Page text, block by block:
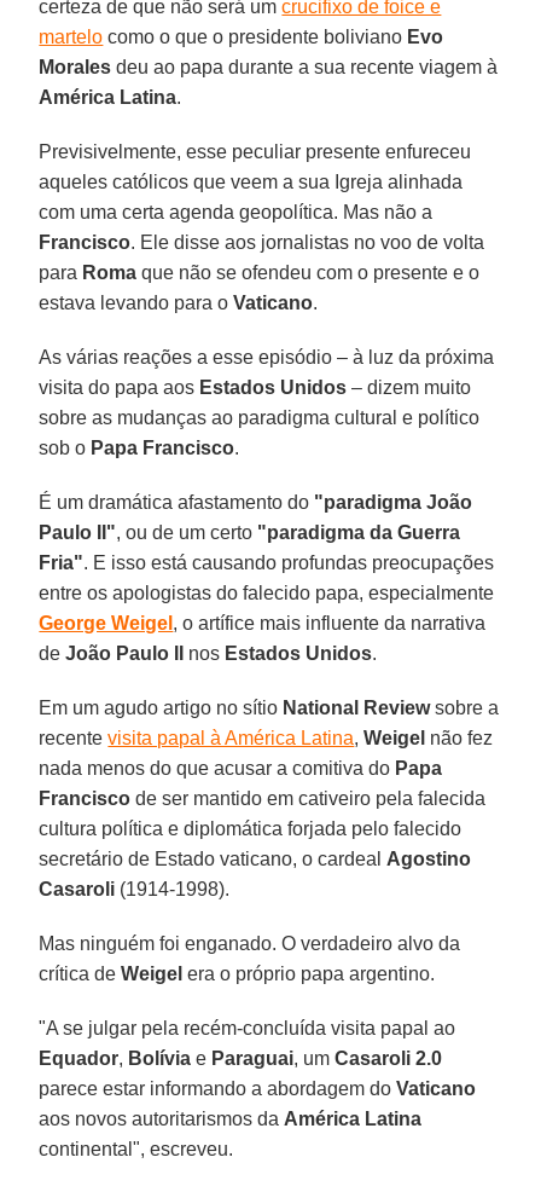
certeza de que não será umcrucifixo de foice e
martelo como o que o presidente boliviano Evo
Morales deu ao papa durante a sua recente viagem à
América Latina.
Previsivelmente, esse peculiar presente enfureceu
aqueles católicos que veem a sua Igreja alinhada
com uma certa agenda geopolítica. Mas não a
Francisco. Ele disse aos jornalistas no voo de volta
para Roma que não se ofendeu com o presente e o
estava levando para oVaticano.
As várias reações a esse episódio – à luz da próxima
visita do papa aos Estados Unidos – dizem muito
sobre as mudanças ao paradigma cultural e político
sob o Papa Francisco.
É um dramática afastamento do "paradigma João
Paulo II", ou de um certo "paradigma da Guerra
Fria". E isso está causando profundas preocupações
entre os apologistas do falecido papa, especialmente
George Weigel , o artífice mais influente da narrativa
deJoão Paulo II nos Estados Unidos.
Em um agudo artigo no sítio National Reviewsobre a
recentevisita papal à América Latina,Weigel não fez
nada menos do que acusar a comitiva do Papa
Francisco de ser mantido em cativeiro pela falecida
cultura política e diplomática forjada pelo falecido
secretário de Estado vaticano, o cardealAgostino
Casaroli (1914-1998).
Mas ninguém foi enganado. O verdadeiro alvo da
crítica deWeigel era o próprio papa argentino.
"A se julgar pela recém-concluída visita papal ao
Equador, Bolívia e Paraguai, umCasaroli 2.0
parece estar informando a abordagem doVaticano
aos novos autoritarismos daAmérica Latina
continental", escreveu.